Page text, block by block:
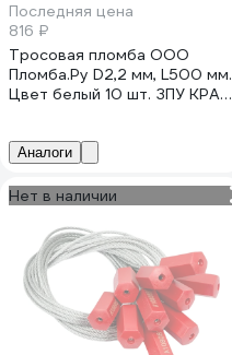
Последняя цена
816 ₽
Тросовая пломба ООО
Пломба.Ру D2,2 мм, L500 мм.
Цвет белый 10 шт. ЗПУ КРАБ
Аналоги
Нет в наличии